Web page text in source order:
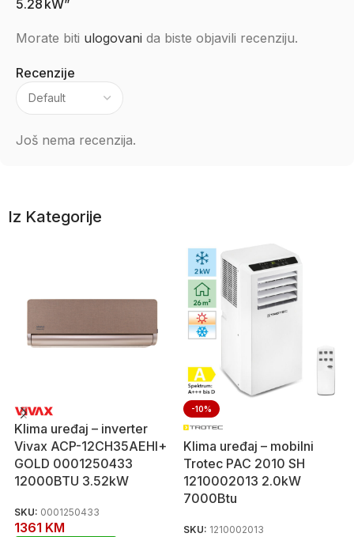
Recenzije
Još nema recenzija.
5.28 kW”
Morate biti ulogovani da biste objavili recenziju.
Iz Kategorije
Klima uređaj – inverter
Vivax ACP-12CH35AEHI+
GOLD 0001250433
12000BTU 3.52kW
SKU: 0001250433
1361 KM
-10%
Klima uređaj – mobilni
Trotec PAC 2010 SH
1210002013 2.0kW
7000Btu
SKU: 1210002013